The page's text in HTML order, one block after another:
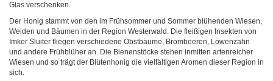
Glas verschenken.
Der Honig stammt von den im Frühsommer und Sommer blühenden Wiesen,
Weiden und Bäumen in der Region Westerwald. Die fleißigen Insekten von
Imker Sluiter fliegen verschiedene Obstbäume, Brombeeren, Löwenzahn
und andere Frühblüher an. Die Bienenstöcke stehen inmitten artenreicher
Wiesen und so trägt der Blütenhonig die vielfältigen Aromen dieser Region in
sich.